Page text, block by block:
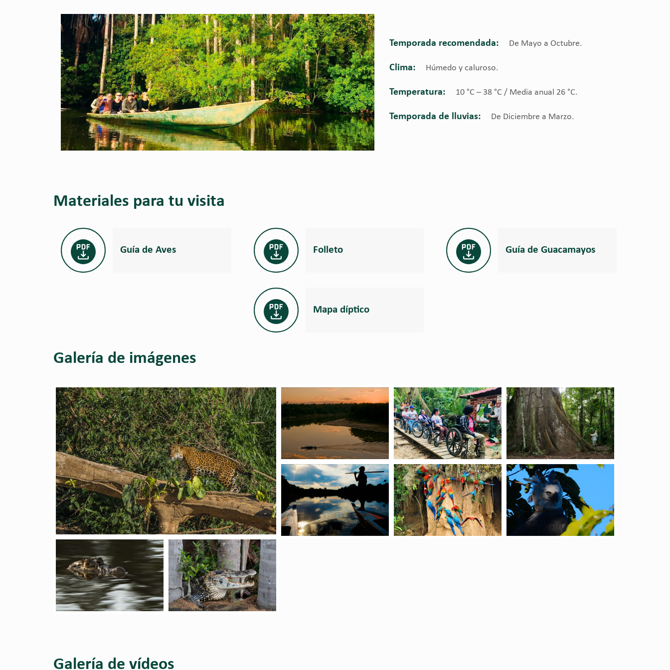
Temporada recomendada: De Mayo a Octubre.
Clima: Húmedo y caluroso.
Temperatura: 10 °C – 38 °C / Media anual 26 °C.
Temporada de lluvias: De Diciembre a Marzo.
Materiales para tu visita
Guía de Aves Folleto Guía de Guacamayos
Mapa díptico
Galería de imágenes
Galería de vídeos